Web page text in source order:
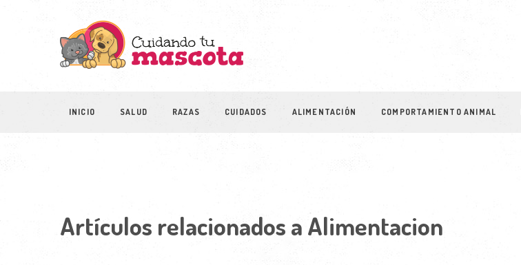
INICIO SALUD RAZAS CUIDADOS ALIMENTACIÓN COMPORTAMIENTO ANIMAL
Artículos relacionados a Alimentacion